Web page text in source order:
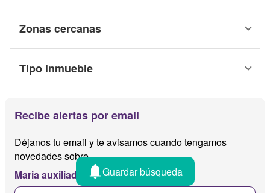
Zonas cercanas
Tipo inmueble
Recibe alertas por email
Déjanos tu email y te avisamos cuando tengamos
novedades sobre
Maria auxiliadora
Guardar búsqueda